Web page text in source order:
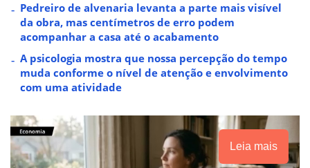
Pedreiro de alvenaria levanta a parte mais visível
da obra, mas centímetros de erro podem
acompanhar a casa até o acabamento
A psicologia mostra que nossa percepção do tempo
muda conforme o nível de atenção e envolvimento
com uma atividade
Leia mais